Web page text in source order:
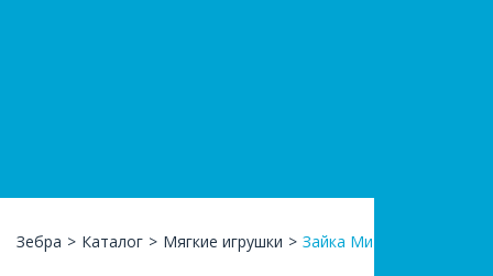
Зебра > Каталог > Мягкие игрушки > Зайка Ми в голубой